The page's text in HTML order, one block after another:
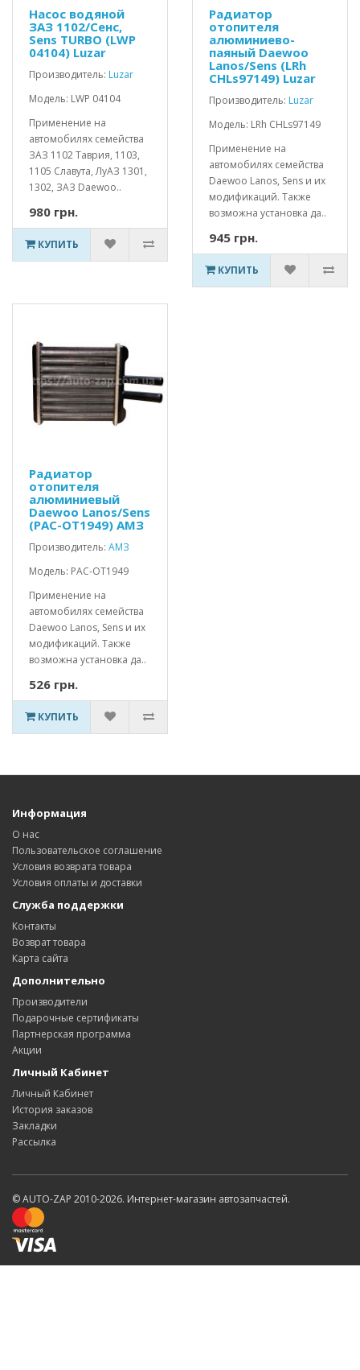
Насос водяной
ЗАЗ 1102/Сенс,
Sens TURBO (LWP
04104) Luzar
Производитель: Luzar
Модель: LWP 04104
Применение на
автомобилях семейства
ЗАЗ 1102 Таврия, 1103,
1105 Славута, ЛуАЗ 1301,
1302, ЗАЗ Daewoo..
980 грн.
КУПИТЬ
Радиатор
отопителя
алюминиево-
паяный Daewoo
Lanos/Sens (LRh
CHLs97149) Luzar
Производитель: Luzar
Модель: LRh CHLs97149
Применение на
автомобилях семейства
Daewoo Lanos, Sens и их
модификаций. Также
возможна установка да..
945 грн.
КУПИТЬ
Радиатор
отопителя
алюминиевый
Daewoo Lanos/Sens
(PAC-OТ1949) АМЗ
Производитель: АМЗ
Модель: PAC-OТ1949
Применение на
автомобилях семейства
Daewoo Lanos, Sens и их
модификаций. Также
возможна установка да..
526 грн.
КУПИТЬ
Информация
О нас
Пользовательское соглашение
Условия возврата товара
Условия оплаты и доставки
Служба поддержки
Контакты
Возврат товара
Карта сайта
Дополнительно
Производители
Подарочные сертификаты
Партнерская программа
Акции
Личный Кабинет
Личный Кабинет
История заказов
Закладки
Рассылка
© AUTO-ZAP 2010-2026. Интернет-магазин автозапчастей.